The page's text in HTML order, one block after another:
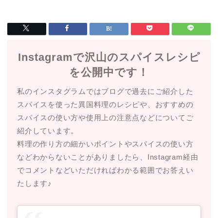
Instagramで沢山のスパイスレシピ
を公開中です！
私のインスタグラムではブログで過去にご紹介した
スパイスを使った異国料理のレシピや、おすすめの
スパイスの使い方や使用上の注意点などについてご
紹介しています。
料理の作り方の細かいポイントやスパイスの使い方
などわからないことがありましたら、Instagram経由
でコメントなどいただければわかる範囲でお答えい
たします♪